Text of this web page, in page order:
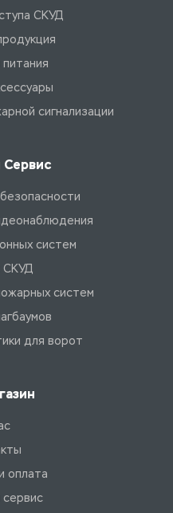
СКУД
сигнализации
систем
СКУД
систем
для ворот
оплата